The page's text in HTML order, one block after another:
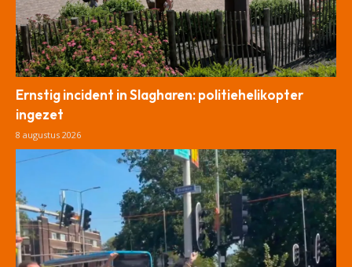
Ernstig incident in Slagharen: politiehelikopter
ingezet
8 augustus 2026